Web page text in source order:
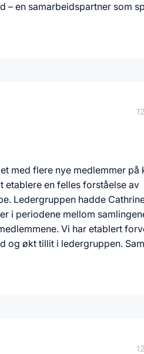
en samarbeidspartner som
med flere nye medlemmer på
etablere en felles forståelse av
Ledergruppen hadde
i periodene mellom
Vi har etablert
og økt tillit i ledergruppen.